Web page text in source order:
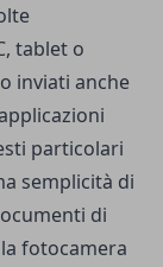
tablet o
inviati anche
particolari
semplicità di
di
fotocamera